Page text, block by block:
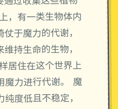
，有一类生物体内
于魔力的代谢，
持生命的生物，
居住在这个世界上
魔力进行代谢。 魔
度低且不稳定，